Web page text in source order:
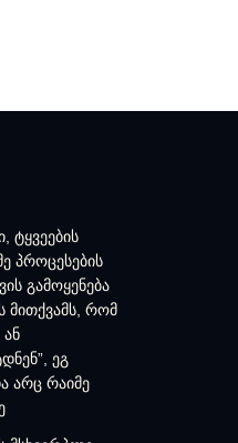
ტყვეების
პროცესების
გამოყენება
მითქვამს, რომ
ეგ
არც რაიმე